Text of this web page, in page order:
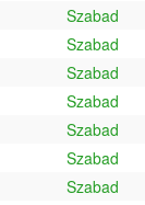
Szabad
Szabad
Szabad
Szabad
Szabad
Szabad
Szabad